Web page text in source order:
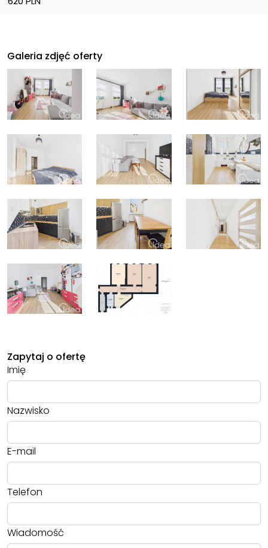
Galeria zdjęć oferty
Zapytaj o ofertę
Imię
Nazwisko
E-mail
Telefon
Wiadomość